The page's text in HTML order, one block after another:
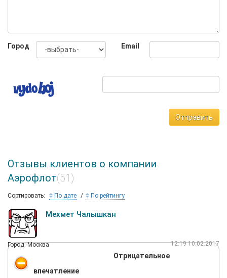
Город Email
Отправить
Отзывы клиентов о компании
Аэрофлот(51)
Сортировать: По дате По рейтингу
Мехмет Чалышкан
Город: Москва 12:19 10.02.2017
Отрицательное
впечатление